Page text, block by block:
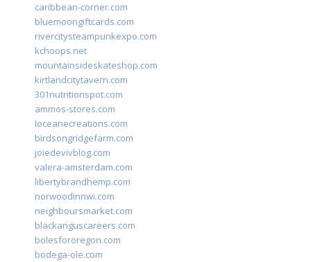
caribbean-corner.com
bluemoongiftcards.com
rivercitysteampunkexpo.com
kchoops.net
mountainsideskateshop.com
kirtlandcitytavern.com
301nutritionspot.com
ammos-stores.com
loceanecreations.com
birdsongridgefarm.com
joiedevivblog.com
valera-amsterdam.com
libertybrandhemp.com
norwoodinnwi.com
neighboursmarket.com
blackanguscareers.com
bolesfororegon.com
bodega-ole.com